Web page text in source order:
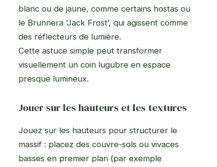
blanc ou de jaune, comme certains hostas ou
le Brunnera ‘Jack Frost’, qui agissent comme
des réflecteurs de lumière.
Cette astuce simple peut transformer
visuellement un coin lugubre en espace
presque lumineux.
Jouer sur les hauteurs et les textures
Jouez sur les hauteurs pour structurer le
massif : placez des couvre-sols ou vivaces
basses en premier plan (par exemple